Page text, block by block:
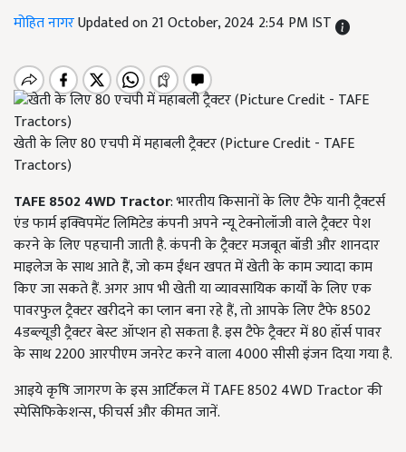
मोहित नागरUpdated on 21 October, 2024 2:54 PM IST
खेती के लिए 80 एचपी में महाबली ट्रैक्टर (Picture Credit - TAFE
Tractors)
TAFE 8502 4WD Tractor: भारतीय किसानों के लिए टैफे यानी ट्रैक्टर्स
एंड फार्म इक्विपमेंट लिमिटेड कंपनी अपने न्यू टेक्नोलॉजी वाले ट्रैक्टर पेश
करने के लिए पहचानी जाती है. कंपनी के ट्रैक्टर मजबूत बॉडी और शानदार
माइलेज के साथ आते हैं, जो कम ईंधन खपत में खेती के काम ज्यादा काम
किए जा सकते हैं. अगर आप भी खेती या व्यावसायिक कार्यों के लिए एक
पावरफुल ट्रैक्टर खरीदने का प्लान बना रहे हैं, तो आपके लिए टैफे 8502
4डब्ल्यूडी ट्रैक्टर बेस्ट ऑप्शन हो सकता है. इस टैफे ट्रैक्टर में 80 हॉर्स पावर
के साथ 2200 आरपीएम जनरेट करने वाला 4000 सीसी इंजन दिया गया है.
आइये कृषि जागरण के इस आर्टिकल में TAFE 8502 4WD Tractor की
स्पेसिफिकेशन्स, फीचर्स और कीमत जानें.